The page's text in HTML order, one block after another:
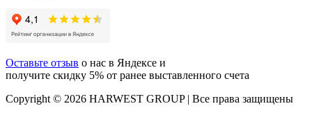
Оставьте отзыв о нас в Яндексе и
получите скидку 5% от ранее выставленного счета
Copyright © 2026 HARWEST GROUP | Все права защищены